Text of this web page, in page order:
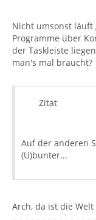
Nicht umsonst läuft
Programme über
der Taskleiste
man's mal braucht?
Zitat
Auf der anderen
(U)bunter...
Arch, da ist die